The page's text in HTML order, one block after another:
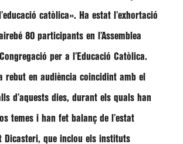
catòlica». Ha estat l’exhortació
80 participants en l’Assemblea
per a l’Educació Catòlica.
rebut en audiència coincidint amb el
d’aquests dies, durant els quals han
temes i han fet balanç de l’estat
Dicasteri, que inclou els instituts